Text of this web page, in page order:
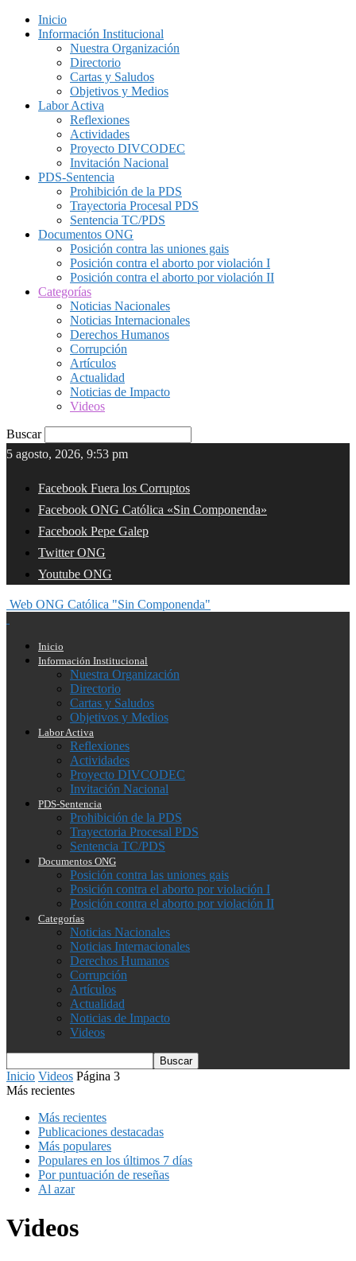
Inicio
Información Institucional
Nuestra Organización
Directorio
Cartas y Saludos
Objetivos y Medios
Labor Activa
Reflexiones
Actividades
Proyecto DIVCODEC
Invitación Nacional
PDS-Sentencia
Prohibición de la PDS
Trayectoria Procesal PDS
Sentencia TC/PDS
Documentos ONG
Posición contra las uniones gais
Posición contra el aborto por violación I
Posición contra el aborto por violación II
Categorías
Noticias Nacionales
Noticias Internacionales
Derechos Humanos
Corrupción
Artículos
Actualidad
Noticias de Impacto
Videos
Buscar
5 agosto, 2026, 9:53 pm
Facebook Fuera los Corruptos
Facebook ONG Católica «Sin Componenda»
Facebook Pepe Galep
Twitter ONG
Youtube ONG
Web ONG Católica "Sin Componenda"
Inicio
Información Institucional
Nuestra Organización
Directorio
Cartas y Saludos
Objetivos y Medios
Labor Activa
Reflexiones
Actividades
Proyecto DIVCODEC
Invitación Nacional
PDS-Sentencia
Prohibición de la PDS
Trayectoria Procesal PDS
Sentencia TC/PDS
Documentos ONG
Posición contra las uniones gais
Posición contra el aborto por violación I
Posición contra el aborto por violación II
Categorías
Noticias Nacionales
Noticias Internacionales
Derechos Humanos
Corrupción
Artículos
Actualidad
Noticias de Impacto
Videos
Inicio Videos Página 3
Más recientes
Más recientes
Publicaciones destacadas
Más populares
Populares en los últimos 7 días
Por puntuación de reseñas
Al azar
Videos